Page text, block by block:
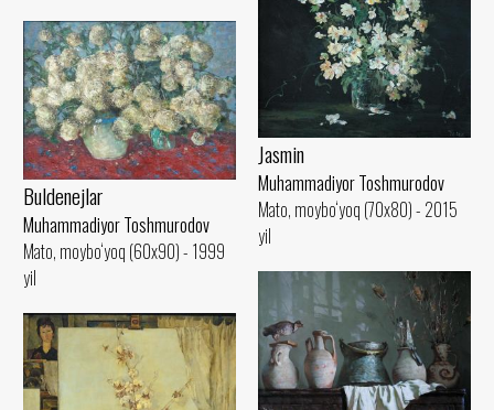
Jasmin
Muhammadiyor Toshmurodov
Mato, moybo‘yoq (70x80) - 2015
yil
Buldenejlar
Muhammadiyor Toshmurodov
Mato, moybo‘yoq (60x90) - 1999
yil